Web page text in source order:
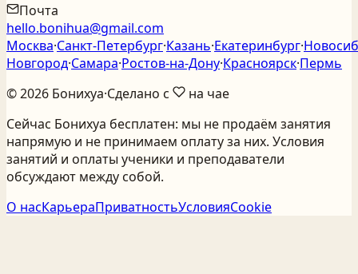
Почта
hello.bonihua@gmail.com
Москва·Санкт‑Петербург·Казань·Екатеринбург·
Новгород·Самара·Ростов‑на‑Дону·Красноярск·Пермь
©2026 Бонихуа·Сделано с
на чае
Сейчас Бонихуа бесплатен: мы не продаём занятия
напрямую и не принимаем оплату за них. Условия
занятий и оплаты ученики и преподаватели
обсуждают между собой.
О насКарьераПриватностьУсловияCookie